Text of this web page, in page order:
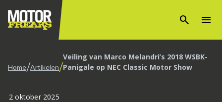
search menu
Home/Artikelen/Veiling van Marco Melandri’s 2018 WSBK-
Panigale op NEC Classic Motor Show
2 oktober 2025